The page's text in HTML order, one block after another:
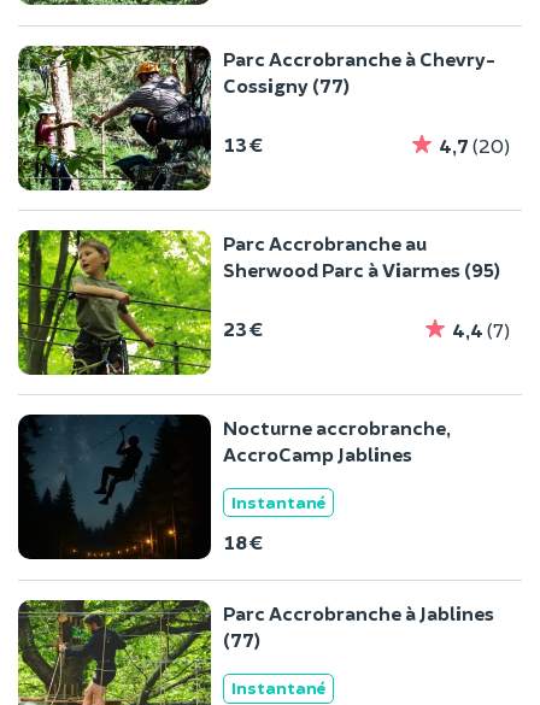
Parc Accrobranche à Chevry-
Cossigny (77)
13 € 4,7 (20)
Parc Accrobranche au
Sherwood Parc à Viarmes (95)
23 € 4,4 (7)
Nocturne accrobranche,
AccroCamp Jablines
Instantané
18 €
Parc Accrobranche à Jablines
(77)
Instantané